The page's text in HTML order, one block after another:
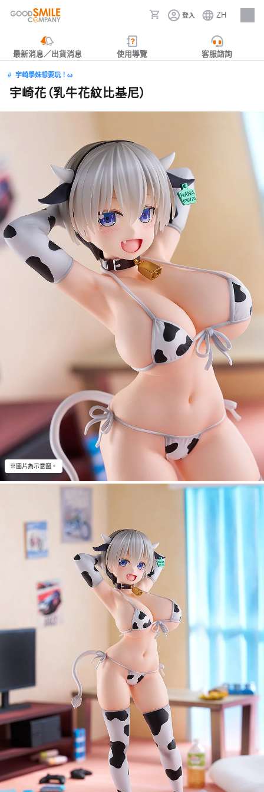
登入 ZH
人才招募
最新消息／出貨消息 使用導覽 客服諮詢
宇崎學妹想要玩！ω
宇崎花（乳牛花紋比基尼）
※圖片為示意圖。